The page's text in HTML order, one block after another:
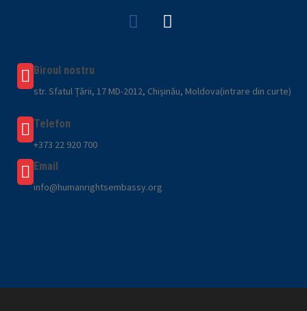
Biroul nostru
str. Sfatul Țării, 17 MD-2012, Chișinău, Moldova(intrare din curte)
Telefon
+373 22 920 700
Email
info@humanrightsembassy.org